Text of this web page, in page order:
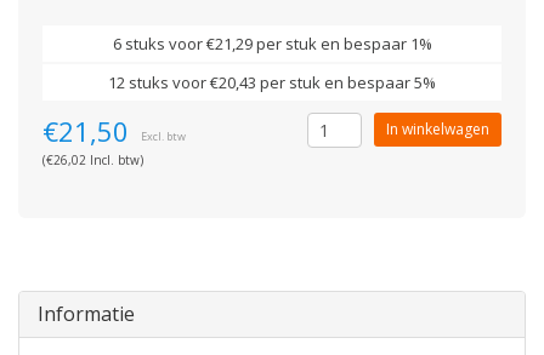
6 stuks voor €21,29 per stuk en bespaar 1%
12 stuks voor €20,43 per stuk en bespaar 5%
€21,50 Excl. btw
(€26,02 Incl. btw)
In winkelwagen
Informatie